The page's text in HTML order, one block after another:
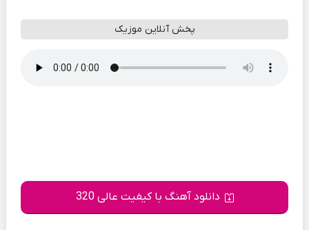
پخش آنلاین موزیک
دانلود آهنگ با کیفیت عالی 320